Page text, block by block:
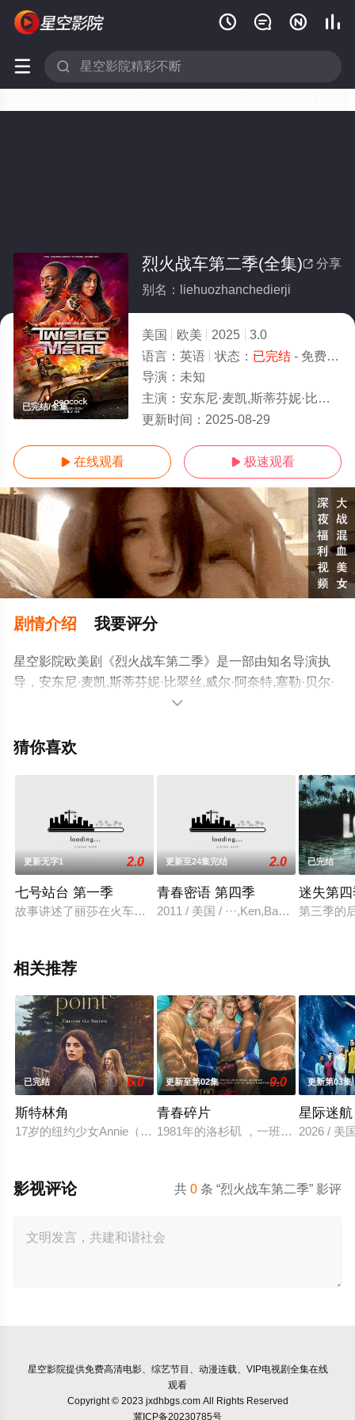
   
 
已完结/全集
 分享
烈火战车第二季(全集)
别名：liehuozhanchedierji
美国 欧美 2025
3.0
语言： 英语 状态： 已完结- 免费在线观看
导演： 未知
主演： 安东尼·麦凯,斯蒂芬妮·比翠丝,威尔·阿奈特,塞勒·贝尔·柯达,内芙·坎贝尔,安东尼·卡里根,理查德·德克
更新时间： 2025-08-29
 在线观看  极速观看
剧情介绍 我要评分
星空影院欧美剧《烈火战车第二季》是一部由知名导演执
导，安东尼·麦凯,斯蒂芬妮·比翠丝,威尔·阿奈特,塞勒·贝尔·
柯达,内芙·坎贝尔,安东尼·卡里根,理查德·德克勒
斯,Natalie,Metcalfe,Mike,Mitchel等演员精彩演绎的美国电
无删减完整版电视剧全集就上星空影视，更多相关信息可

猜你喜欢
更新无字1 2.0
七号站台 第一季
故事讲述了丽莎在火车站 7 号站台目睹了一场灾难性事件，她
更新至24集完结 2.0
青春密语 第四季
2011 / 美国 / ···,Ken,Baumann·
已完结
迷失第
第三季的
相关推荐
已完结 6.0
斯特林角
17岁的纽约少女Annie（艾拉·鲁宾 饰）和双胞胎哥哥由养父抚
更新至第02集 9.0
青春碎片
1981年的洛杉矶 ，一班精英名校的
更新第03集
星际迷
2026 / 美
共0 条 “烈火战车第二季” 影评
影视评论
星空影院提供免费高清电影、综艺节目、动漫连载、VIP电视剧全集在线
观看
Copyright © 2023 jxdhbgs.com All Rights Reserved
冀ICP备20230785号